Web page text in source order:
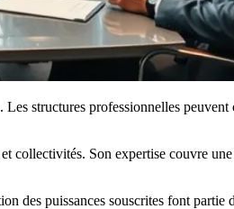
structures professionnelles peuvent
collectivités. Son expertise couvre
puissances souscrites font partie